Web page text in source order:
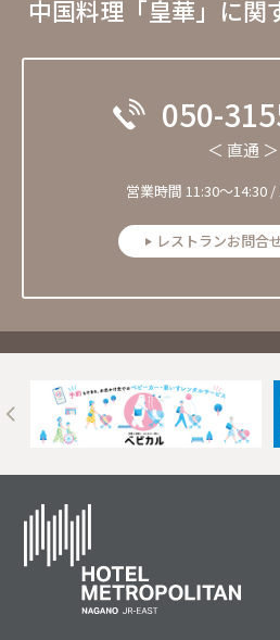
中国料理「皇華」に関
050-
＜ 直通 ＞
営業時間 11:30〜14:30 /
レストランお問合